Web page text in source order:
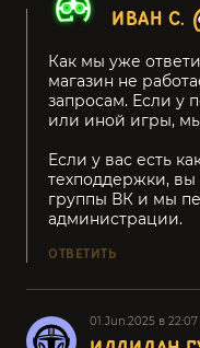
ИВАН С.
Как мы уже
магазин не
запросам. Если у
или иной игры, мы
Если у вас есть
техподдержки, вы
группы ВК и мы
администрации.
ОТВЕТИТЬ
01.Jun.2025 в 22:07